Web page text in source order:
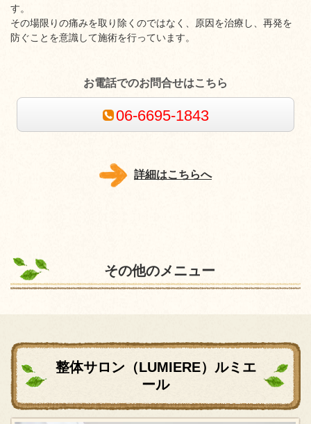
す。
その場限りの痛みを取り除くのではなく、原因を治療し、再発を
防ぐことを意識して施術を行っています。
お電話でのお問合せはこちら
06-6695-1843
詳細はこちらへ
その他のメニュー
整体サロン（LUMIERE）ルミエ
ール